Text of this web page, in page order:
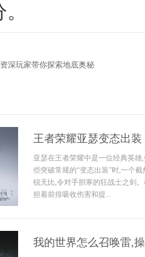
深玩家带你探索地底奥秘
王者荣耀亚瑟变态出
亚瑟在王者荣耀中是一位经典英
些突破常规的“变态出装”时,一个
锐无比,令对手胆寒的狂战士之剑
担着前排吸收伤害和提...
我的世界怎么召唤雷,